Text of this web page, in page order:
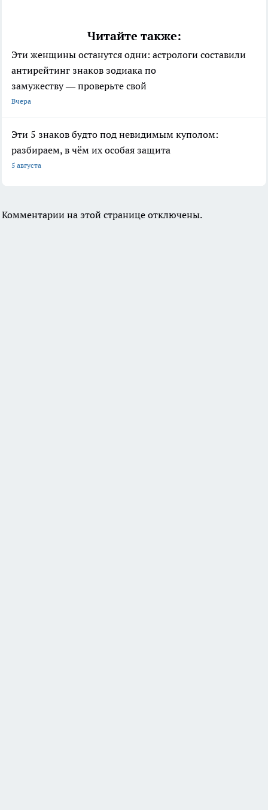
Читайте также:
Эти женщины останутся одни: астрологи составили
антирейтинг знаков зодиака по
замужеству — проверьте свой
Вчера
Эти 5 знаков будто под невидимым куполом:
разбираем, в чём их особая защита
5 августа
Комментарии на этой странице отключены.